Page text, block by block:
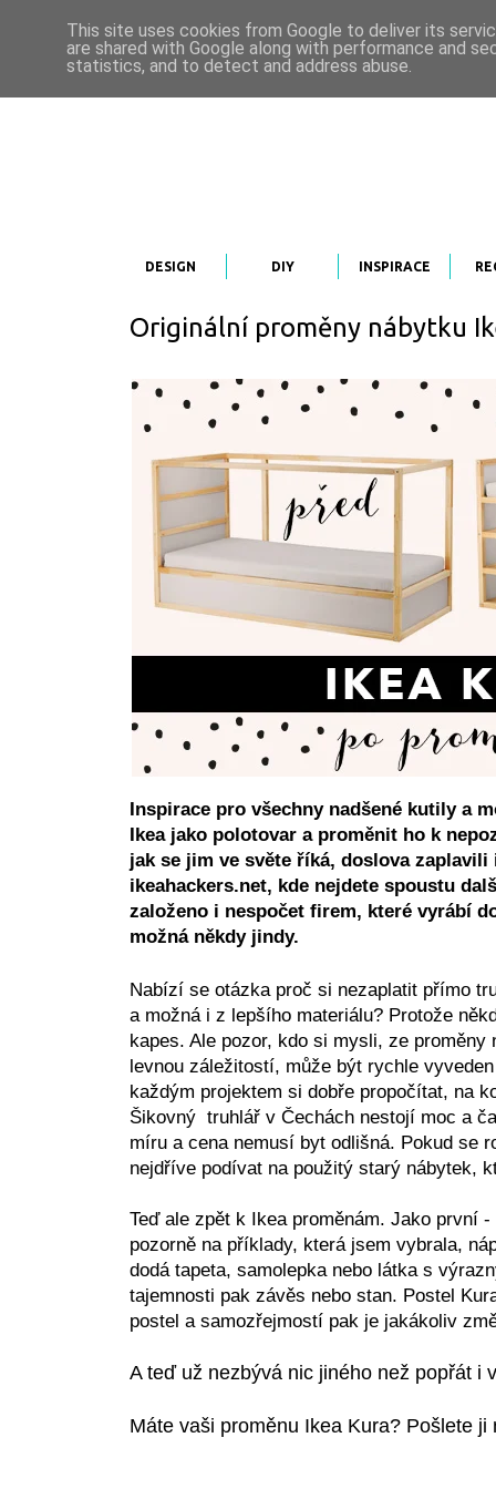
DESIGN DIY INSPIRACE
Originální proměny nábytku
Inspirace pro všechny nadšené kutily a
Ikea jako polotovar a proměnit ho k
jak se jim ve světe říká, doslova
ikeahackers.net, kde nejdete spoustu
založeno i nespočet firem, které vyrábí
možná někdy jindy.
Nabízí se otázka proč si nezaplatit přímo
a možná i z lepšího materiálu? Protože
kapes. Ale pozor, kdo si mysli, ze
levnou záležitostí, může být rychle
každým projektem si dobře propočítat, na
Šikovný truhlář v Čechách nestojí moc a
míru a cena nemusí byt odlišná. Pokud se
nejdříve podívat na použitý starý nábytek,
Teď ale zpět k Ikea proměnám. Jako první
pozorně na příklady, která jsem vybrala,
dodá tapeta, samolepka nebo látka s
tajemnosti pak závěs nebo stan. Postel
postel a samozřejmostí pak je jakákoliv
A teď už nezbývá nic jiného než popřát i
Máte vaši proměnu Ikea Kura? Pošlete
This site uses cookies from Google to deliver its
are shared with Google along with performance and
statistics, and to detect and address abuse.